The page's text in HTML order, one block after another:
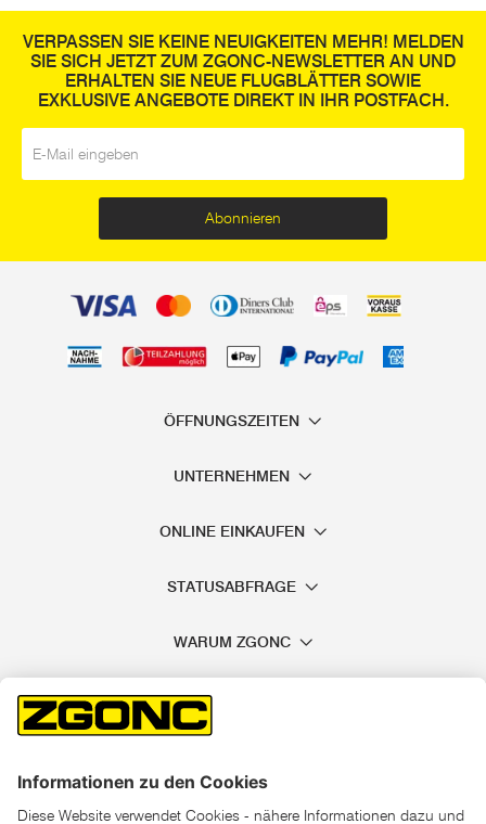
VERPASSEN SIE KEINE NEUIGKEITEN MEHR! MELDEN
SIE SICH JETZT ZUM ZGONC-NEWSLETTER AN UND
ERHALTEN SIE NEUE FLUGBLÄTTER SOWIE
EXKLUSIVE ANGEBOTE DIREKT IN IHR POSTFACH.
Abonnieren
ÖFFNUNGSZEITEN
UNTERNEHMEN
ONLINE EINKAUFEN
STATUSABFRAGE
WARUM ZGONC